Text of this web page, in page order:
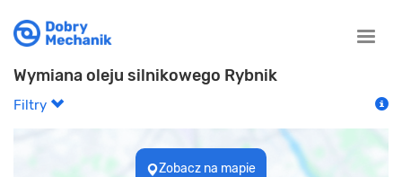
Toggle
Wymiana oleju silnikowego Rybnik
Filtry
Zobacz na mapie